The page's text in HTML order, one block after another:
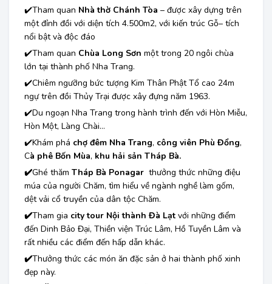
✔️Tham quan Nhà thờ Chánh Tòa – được xây dựng trên
một đỉnh đồi với diện tích 4.500m2, với kiến trúc Gỗ– tích
nổi bật và độc đáo
✔️Tham quan Chùa Long Sơn một trong 20 ngôi chùa
lớn tại thành phố Nha Trang.
✔️Chiêm ngưỡng bức tượng Kim Thân Phật Tổ cao 24m
ngự trên đồi Thủy Trại được xây đựng năm 1963.
✔️Du ngoạn Nha Trang trong hành trình đến với Hòn Miễu,
Hòn Một, Làng Chài…
✔️Khám phá chợ đêm Nha Trang, công viên Phù Đổng,
Cà phê Bốn Mùa, khu hải sản Tháp Bà.
✔️Ghé thăm Tháp Bà Ponagar thưởng thức những điệu
múa của người Chăm, tìm hiểu về ngành nghề làm gốm,
dệt vải cổ truyền của dân tộc Chăm.
✔️Tham gia city tour Nội thành Đà Lạt với những điểm
đến Dinh Bảo Đại, Thiền viện Trúc Lâm, Hồ Tuyền Lâm và
rất nhiều các điểm đến hấp dẫn khác.
✔️Thưởng thức các món ăn đặc sản ở hai thành phố xinh
đẹp này.